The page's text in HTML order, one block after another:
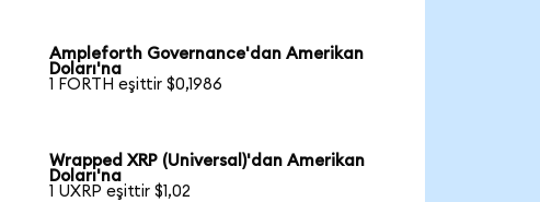
Ampleforth Governance'dan Amerikan
Doları'na
1 FORTH eşittir $0,1986
Wrapped XRP (Universal)'dan Amerikan
Doları'na
1 UXRP eşittir $1,02